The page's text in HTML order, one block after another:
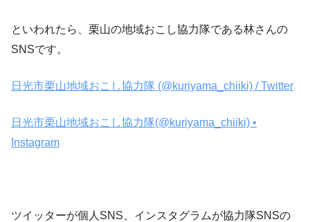
といわれたら、栗山の地域おこし協力隊である林さんの
SNSです。
日光市栗山地域おこし協力隊 (@kuriyama_chiiki) / Twitter
日光市栗山地域おこし協力隊(@kuriyama_chiiki) •
Instagram
ツイッターが個人SNS、インスタグラムが協力隊SNSの